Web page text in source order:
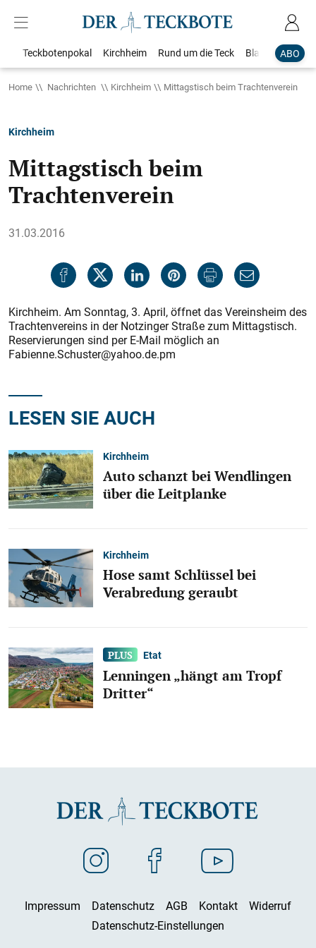
ABO
Teckbotenpokal Kirchheim Rund um die Teck Blaulicht
Home Nachrichten Kirchheim Mittagstisch beim Trachtenverein
Kirchheim
Mittagstisch beim
Trachtenverein
31.03.2016
Kirchheim. Am Sonntag, 3. April, öffnet das Vereinsheim des
Trachtenvereins in der Notzinger Straße zum Mittagstisch.
Reservierungen sind per E-Mail möglich an
Fabienne.Schuster@yahoo.de.pm
LESEN SIE AUCH
Kirchheim
Auto schanzt bei Wendlingen
über die Leitplanke
Kirchheim
Hose samt Schlüssel bei
Verabredung geraubt
Etat
Lenningen „hängt am Tropf
Dritter“
Impressum Datenschutz AGB Kontakt
Widerruf
Datenschutz-Einstellungen